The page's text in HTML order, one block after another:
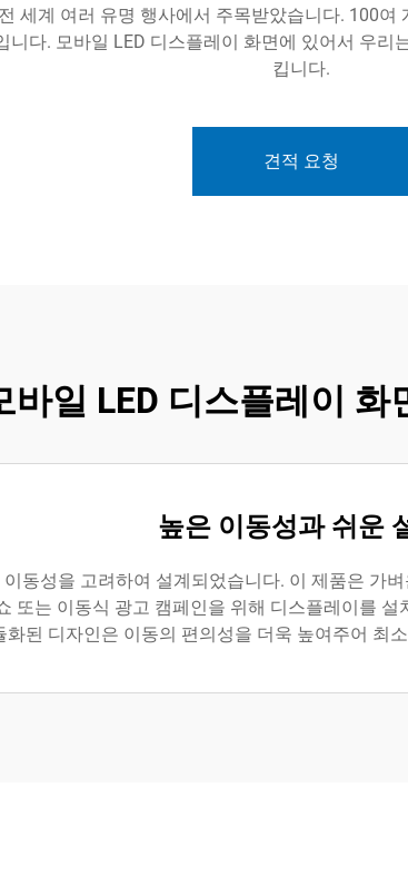
세계 여러 유명 행사에서 주목받았습니다. 100
니다. 모바일 LED 디스플레이 화면에 있어서 우
킵니다.
견적 요청
바일 LED 디스플레이
높은 이동성과 쉬운
동성을 고려하여 설계되었습니다. 이 제품은 가
또는 이동식 광고 캠페인을 위해 디스플레이를
된 디자인은 이동의 편의성을 더욱 높여주어 최